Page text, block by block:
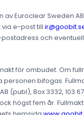
Euroclear Sweden
via e-post till
och
för ombudet. Om
bifogas.
Box 3332, 103
högst fem år.